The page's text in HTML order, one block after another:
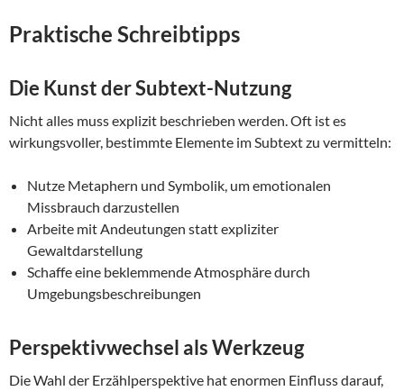
Praktische Schreibtipps
Die Kunst der Subtext-Nutzung
Nicht alles muss explizit beschrieben werden. Oft ist es
wirkungsvoller, bestimmte Elemente im Subtext zu vermitteln:
Nutze Metaphern und Symbolik, um emotionalen
Missbrauch darzustellen
Arbeite mit Andeutungen statt expliziter
Gewaltdarstellung
Schaffe eine beklemmende Atmosphäre durch
Umgebungsbeschreibungen
Perspektivwechsel als Werkzeug
Die Wahl der Erzählperspektive hat enormen Einfluss darauf,